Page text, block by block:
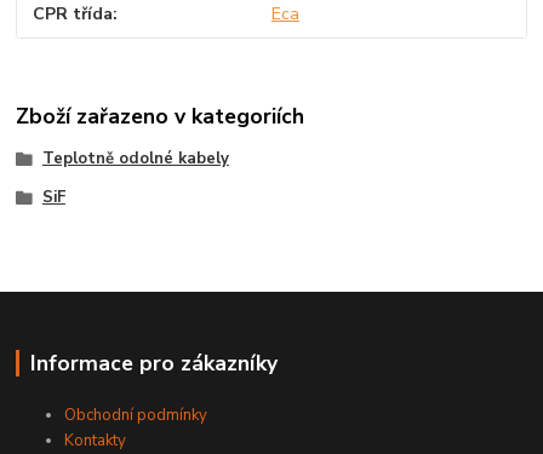
CPR třída Eca
Zboží zařazeno v kategoriích
Teplotně odolné kabely
SiF
Informace pro zákazníky
Obchodní podmínky
Kontakty